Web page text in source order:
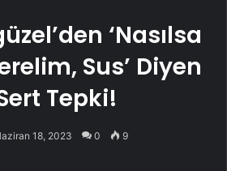
‘Nasılsa
Sus’ Diyen
Tepki!
18, 2023 0 9